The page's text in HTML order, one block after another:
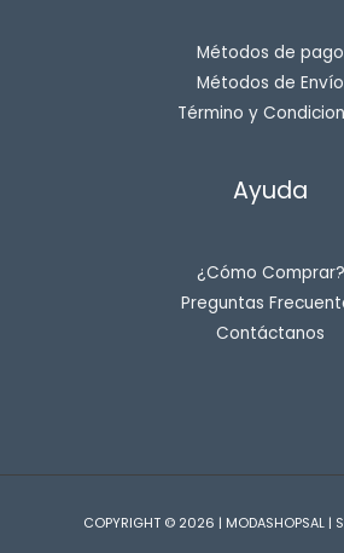
Métodos de pago
Métodos de Envío
Término y
Ayuda
¿Cómo Comprar?
Preguntas
Contáctanos
COPYRIGHT © 2026 | MODASHOPSAL |